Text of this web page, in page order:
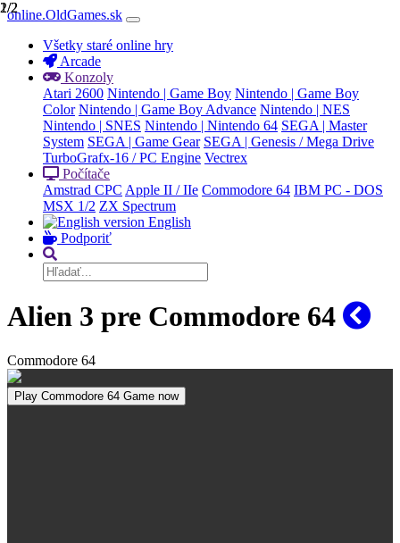
online.OldGames.sk
Všetky staré online hry
Arcade
Konzoly
Atari 2600 Nintendo | Game Boy Nintendo | Game Boy
Color Nintendo | Game Boy Advance Nintendo | NES
Nintendo | SNES Nintendo | Nintendo 64 SEGA | Master
System SEGA | Game Gear SEGA | Genesis / Mega Drive
TurboGrafx-16 / PC Engine Vectrex
Počítače
Amstrad CPC Apple II / IIe Commodore 64 IBM PC - DOS
MSX 1/2 ZX Spectrum
English
Podporiť
Alien 3 pre Commodore 64
Commodore 64
Play Commodore 64 Game now
1/2
2/2